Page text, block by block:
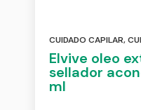
CUIDADO CAPILAR,
Elvive oleo
sellador
ml